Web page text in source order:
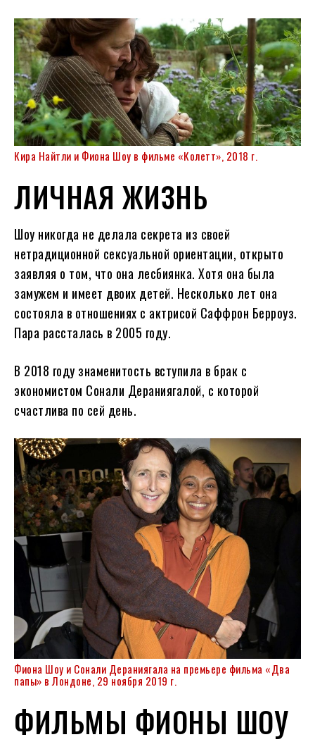
Кира Найтли и Фиона Шоу в фильме «Колетт», 2018 г.
ЛИЧНАЯ ЖИЗНЬ
Шоу никогда не делала секрета из своей
нетрадиционной сексуальной ориентации, открыто
заявляя о том, что она лесбиянка. Хотя она была
замужем и имеет двоих детей. Несколько лет она
состояла в отношениях с актрисой Саффрон Берроуз.
Пара рассталась в 2005 году.
В 2018 году знаменитость вступила в брак с
экономистом Сонали Дераниягалой, с которой
счастлива по сей день.
Фиона Шоу и Сонали Дераниягала на премьере фильма «Два
папы» в Лондоне, 29 ноября 2019 г.
ФИЛЬМЫ ФИОНЫ ШОУ